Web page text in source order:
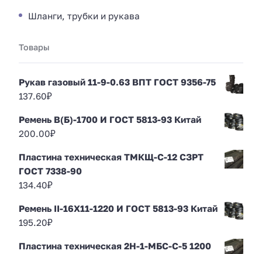
Шланги, трубки и рукава
Товары
Рукав газовый 11-9-0.63 ВПТ ГОСТ 9356-75
137.60₽
Ремень В(Б)-1700 И ГОСТ 5813-93 Китай
200.00₽
Пластина техническая ТМКЩ-С-12 СЗРТ
ГОСТ 7338-90
134.40₽
Ремень II-16Х11-1220 И ГОСТ 5813-93 Китай
195.20₽
Пластина техническая 2Н-1-МБС-С-5 1200